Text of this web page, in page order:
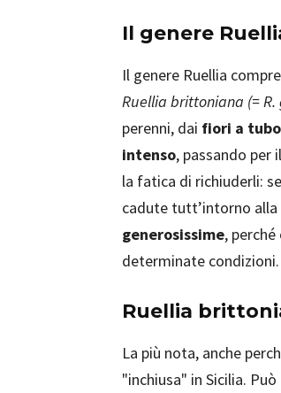
Il genere
Il genere Ruellia
Ruellia brittoniana (=
perenni, dai fiori a
intenso, passando per
la fatica di richiuderli:
cadute tutt’intorno
generosissime,
determinate condizioni.
Ruellia
La più nota, anche
"inchiusa" in Sicilia.